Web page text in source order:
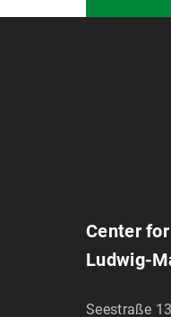
Center
Ludwig-
Seestraße 13